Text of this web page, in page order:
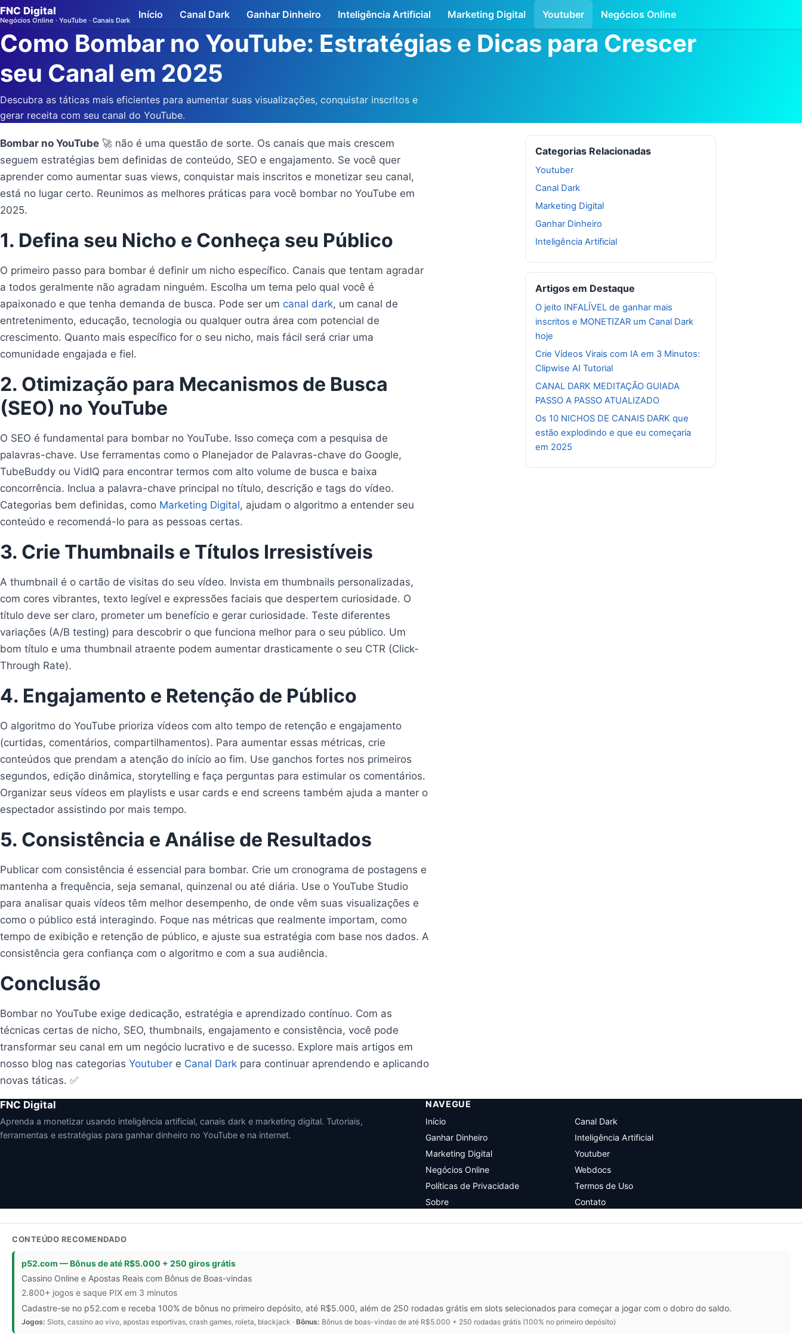
FNC Digital
Negócios Online · YouTube · Canais Dark Início Canal Dark Ganhar Dinheiro Inteligência Artificial Marketing Digital Youtuber Negócios Online
Como Bombar no YouTube: Estratégias e Dicas para Crescer
seu Canal em 2025
Descubra as táticas mais eficientes para aumentar suas visualizações, conquistar inscritos e
gerar receita com seu canal do YouTube.
Bombar no YouTube 🚀 não é uma questão de sorte. Os canais que mais crescem
seguem estratégias bem definidas de conteúdo, SEO e engajamento. Se você quer
aprender como aumentar suas views, conquistar mais inscritos e monetizar seu canal,
está no lugar certo. Reunimos as melhores práticas para você bombar no YouTube em
2025.
1. Defina seu Nicho e Conheça seu Público
O primeiro passo para bombar é definir um nicho específico. Canais que tentam agradar
a todos geralmente não agradam ninguém. Escolha um tema pelo qual você é
apaixonado e que tenha demanda de busca. Pode ser um canal dark, um canal de
entretenimento, educação, tecnologia ou qualquer outra área com potencial de
crescimento. Quanto mais específico for o seu nicho, mais fácil será criar uma
comunidade engajada e fiel.
2. Otimização para Mecanismos de Busca
(SEO) no YouTube
O SEO é fundamental para bombar no YouTube. Isso começa com a pesquisa de
palavras-chave. Use ferramentas como o Planejador de Palavras-chave do Google,
TubeBuddy ou VidIQ para encontrar termos com alto volume de busca e baixa
concorrência. Inclua a palavra-chave principal no título, descrição e tags do vídeo.
Categorias bem definidas, como Marketing Digital, ajudam o algoritmo a entender seu
conteúdo e recomendá-lo para as pessoas certas.
3. Crie Thumbnails e Títulos Irresistíveis
A thumbnail é o cartão de visitas do seu vídeo. Invista em thumbnails personalizadas,
com cores vibrantes, texto legível e expressões faciais que despertem curiosidade. O
título deve ser claro, prometer um benefício e gerar curiosidade. Teste diferentes
variações (A/B testing) para descobrir o que funciona melhor para o seu público. Um
bom título e uma thumbnail atraente podem aumentar drasticamente o seu CTR (Click-
Through Rate).
4. Engajamento e Retenção de Público
O algoritmo do YouTube prioriza vídeos com alto tempo de retenção e engajamento
(curtidas, comentários, compartilhamentos). Para aumentar essas métricas, crie
conteúdos que prendam a atenção do início ao fim. Use ganchos fortes nos primeiros
segundos, edição dinâmica, storytelling e faça perguntas para estimular os comentários.
Organizar seus vídeos em playlists e usar cards e end screens também ajuda a manter o
espectador assistindo por mais tempo.
5. Consistência e Análise de Resultados
Publicar com consistência é essencial para bombar. Crie um cronograma de postagens e
mantenha a frequência, seja semanal, quinzenal ou até diária. Use o YouTube Studio
para analisar quais vídeos têm melhor desempenho, de onde vêm suas visualizações e
como o público está interagindo. Foque nas métricas que realmente importam, como
tempo de exibição e retenção de público, e ajuste sua estratégia com base nos dados. A
consistência gera confiança com o algoritmo e com a sua audiência.
Conclusão
Bombar no YouTube exige dedicação, estratégia e aprendizado contínuo. Com as
técnicas certas de nicho, SEO, thumbnails, engajamento e consistência, você pode
transformar seu canal em um negócio lucrativo e de sucesso. Explore mais artigos em
nosso blog nas categorias Youtuber e Canal Dark para continuar aprendendo e aplicando
novas táticas. ✅
Categorias Relacionadas
Youtuber
Canal Dark
Marketing Digital
Ganhar Dinheiro
Inteligência Artificial
Artigos em Destaque
O jeito INFALÍVEL de ganhar mais
inscritos e MONETIZAR um Canal Dark
hoje
Crie Vídeos Virais com IA em 3 Minutos:
Clipwise AI Tutorial
CANAL DARK MEDITAÇÃO GUIADA
PASSO A PASSO ATUALIZADO
Os 10 NICHOS DE CANAIS DARK que
estão explodindo e que eu começaria
em 2025
FNC Digital
Aprenda a monetizar usando inteligência artificial, canais dark e marketing digital. Tutoriais,
ferramentas e estratégias para ganhar dinheiro no YouTube e na internet.
NAVEGUE
Início
Canal Dark
Ganhar Dinheiro
Inteligência Artificial
Marketing Digital
Youtuber
Negócios Online
Webdocs
Políticas de Privacidade
Termos de Uso
Sobre
Contato
CONTEÚDO RECOMENDADO
p52.com — Bônus de até R$5.000 + 250 giros grátis
Cassino Online e Apostas Reais com Bônus de Boas-vindas
2.800+ jogos e saque PIX em 3 minutos
Cadastre-se no p52.com e receba 100% de bônus no primeiro depósito, até R$5.000, além de 250 rodadas grátis em slots selecionados para começar a jogar com o dobro do saldo.
Jogos: Slots, cassino ao vivo, apostas esportivas, crash games, roleta, blackjack · Bônus: Bônus de boas-vindas de até R$5.000 + 250 rodadas grátis (100% no primeiro depósito)